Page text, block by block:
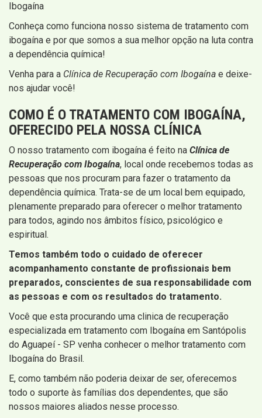
Ibogaína
Conheça como funciona nosso sistema de tratamento com
ibogaína e por que somos a sua melhor opção na luta contra
a dependência química!
Venha para a Clínica de Recuperação com Ibogaína e deixe-
nos ajudar você!
COMO É O TRATAMENTO COM IBOGAÍNA,
OFERECIDO PELA NOSSA CLÍNICA
O nosso tratamento com ibogaína é feito na Clínica de
Recuperação com Ibogaína, local onde recebemos todas as
pessoas que nos procuram para fazer o tratamento da
dependência química. Trata-se de um local bem equipado,
plenamente preparado para oferecer o melhor tratamento
para todos, agindo nos âmbitos físico, psicológico e
espiritual.
Temos também todo o cuidado de oferecer
acompanhamento constante de profissionais bem
preparados, conscientes de sua responsabilidade com
as pessoas e com os resultados do tratamento.
Você que esta procurando uma clinica de recuperação
especializada em tratamento com Ibogaína em Santópolis
do Aguapeí - SP venha conhecer o melhor tratamento com
Ibogaína do Brasil.
E, como também não poderia deixar de ser, oferecemos
todo o suporte às famílias dos dependentes, que são
nossos maiores aliados nesse processo.